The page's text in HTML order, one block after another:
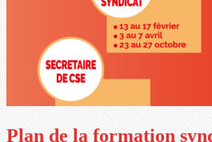
Plan de la formation